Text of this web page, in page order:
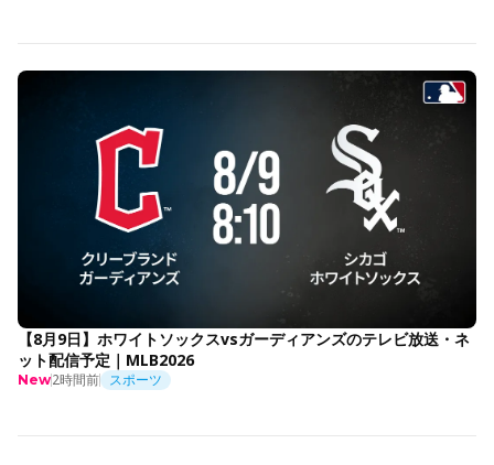
【8月9日】ホワイトソックスvsガーディアンズのテレビ放送・ネ
ット配信予定｜MLB2026
New2時間前 スポーツ